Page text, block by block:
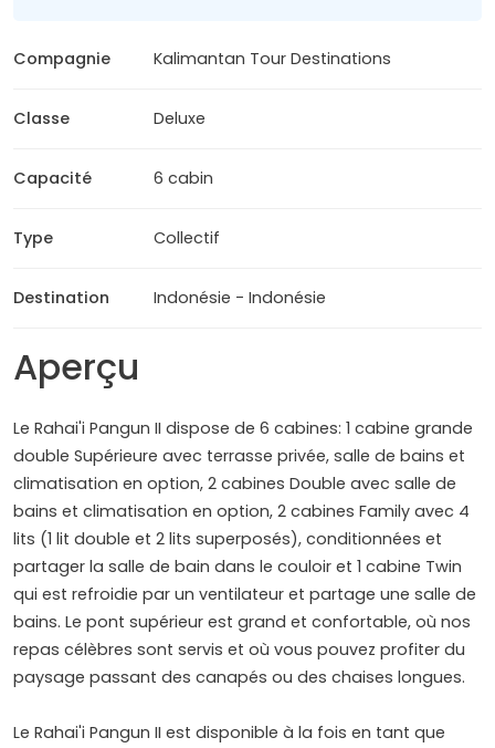
Compagnie Kalimantan Tour Destinations
Classe Deluxe
Capacité 6 cabin
Type Collectif
Destination Indonésie - Indonésie
Aperçu
Le Rahai'i Pangun II dispose de 6 cabines: 1 cabine grande
double Supérieure avec terrasse privée, salle de bains et
climatisation en option, 2 cabines Double avec salle de
bains et climatisation en option, 2 cabines Family avec 4
lits (1 lit double et 2 lits superposés), conditionnées et
partager la salle de bain dans le couloir et 1 cabine Twin
qui est refroidie par un ventilateur et partage une salle de
bains. Le pont supérieur est grand et confortable, où nos
repas célèbres sont servis et où vous pouvez profiter du
paysage passant des canapés ou des chaises longues.
Le Rahai'i Pangun II est disponible à la fois en tant que